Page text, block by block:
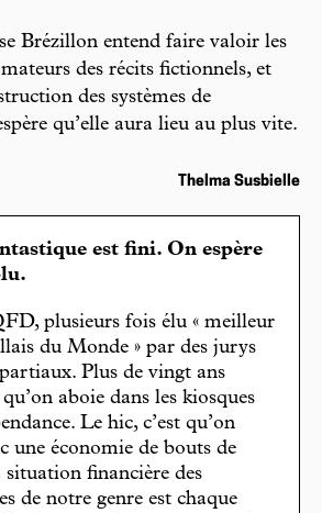
Brézillon entend faire valoir les
des récits fictionnels, et
des systèmes de
qu’elle aura lieu au plus vite.
Thelma Susbielle
est fini. On espère
plusieurs fois élu « meilleur
du Monde » par des jurys
Plus de vingt ans
aboie dans les kiosques
Le hic, c’est qu’on
une économie de bouts de
situation financière des
de notre genre est chaque